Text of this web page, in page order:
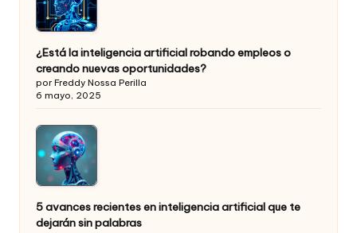
¿Está la inteligencia artificial robando empleos o
creando nuevas oportunidades?
por Freddy Nossa Perilla
6 mayo, 2025
5 avances recientes en inteligencia artificial que te
dejarán sin palabras